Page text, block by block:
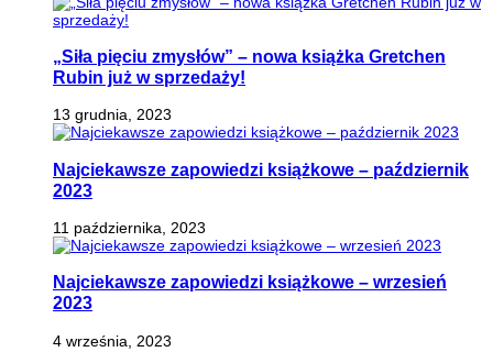
„Siła pięciu zmysłów” – nowa książka Gretchen
Rubin już w sprzedaży!
13 grudnia, 2023
Najciekawsze zapowiedzi książkowe – październik
2023
11 października, 2023
Najciekawsze zapowiedzi książkowe – wrzesień
2023
4 września, 2023